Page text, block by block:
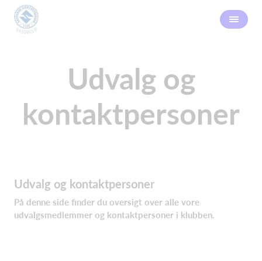
Udvalg og
kontaktpersoner
Udvalg og kontaktpersoner
På denne side finder du oversigt over alle vore
udvalgsmedlemmer og kontaktpersoner i klubben.